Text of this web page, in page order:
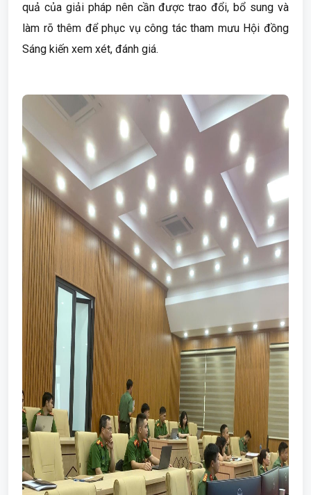
quả của giải pháp nên cần được trao đổi, bổ sung và
làm rõ thêm để phục vụ công tác tham mưu Hội đồng
Sáng kiến xem xét, đánh giá.